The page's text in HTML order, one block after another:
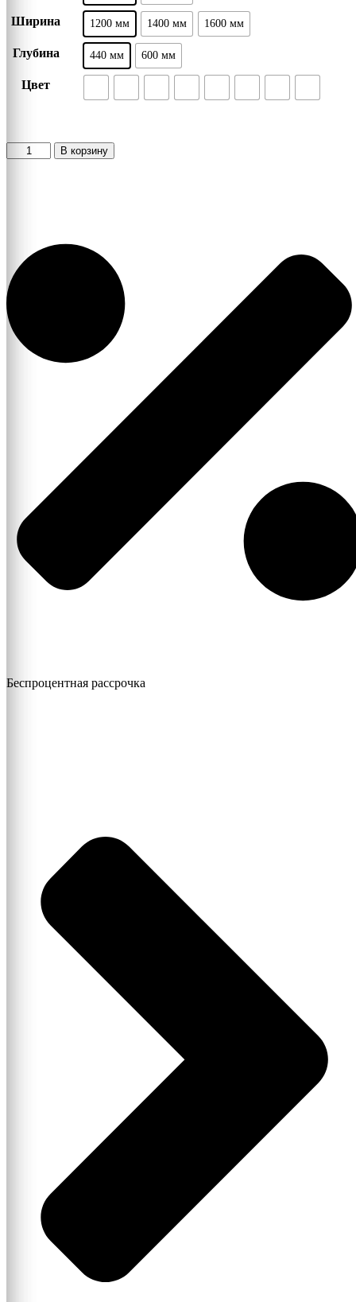
Ширина 1200 мм 1400 мм 1600 мм
Глубина 440 мм 600 мм
Цвет
Количество
товара
дверный
Ночной
Лондон
В корзину
Беспроцентная рассрочка